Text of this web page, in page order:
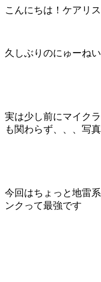
こんにちは！ケアリ
久しぶりのにゅーね
実は少し前にマイク
も関わらず、、、写
今回はちょっと地雷
ンクって最強です